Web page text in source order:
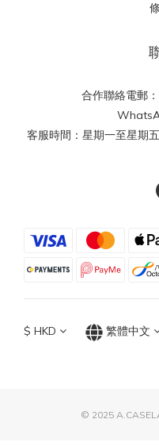
合作聯絡電郵
客服時間：星期一至星期
$ HKD 繁體中文
© 2025